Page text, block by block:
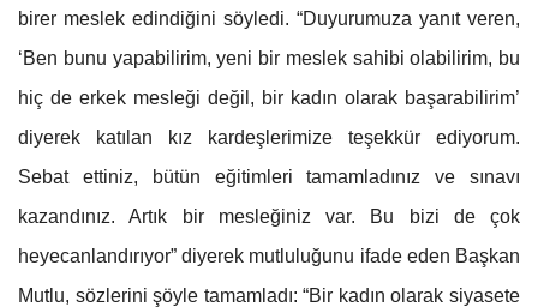
birer meslek edindiğini söyledi. “Duyurumuza yanıt veren,
‘Ben bunu yapabilirim, yeni bir meslek sahibi olabilirim, bu
hiç de erkek mesleği değil, bir kadın olarak başarabilirim’
diyerek katılan kız kardeşlerimize teşekkür ediyorum.
Sebat ettiniz, bütün eğitimleri tamamladınız ve sınavı
kazandınız. Artık bir mesleğiniz var. Bu bizi de çok
heyecanlandırıyor” diyerek mutluluğunu ifade eden Başkan
Mutlu, sözlerini şöyle tamamladı: “Bir kadın olarak siyasete